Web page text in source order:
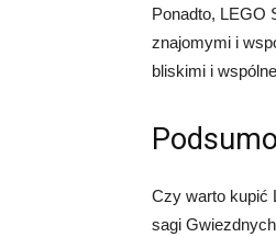
Ponadto, LEGO
znajomymi i
bliskimi i
Czy warto kupić
sagi